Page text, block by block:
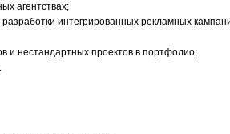
агентствах;
интегрированных рекламных
и нестандартных проектов в портфолио;